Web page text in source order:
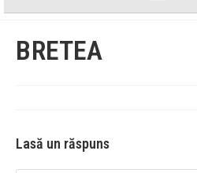
BRETEA
Lasă un răspuns